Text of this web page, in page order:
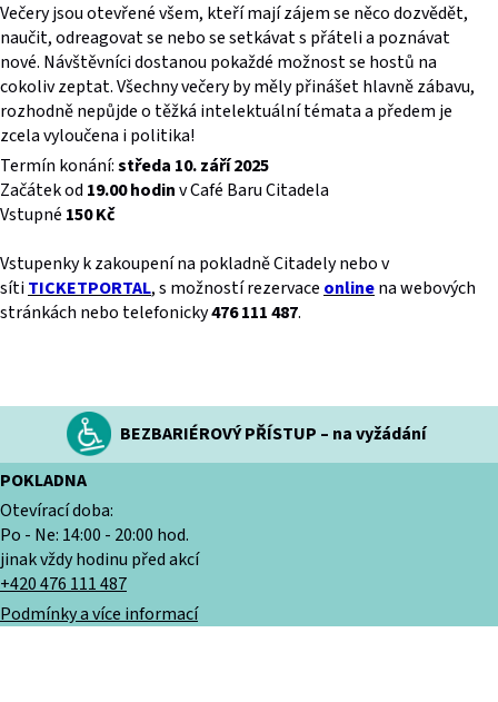
BEZBARIÉROVÝ PŘÍSTUP – na vyžádání
POKLADNA
Otevírací doba:
Po - Ne: 14:00 - 20:00 hod.
jinak vždy hodinu před akcí
+420 476 111 487
Podmínky a více informací
Večery jsou otevřené všem, kteří mají zájem se něco dozvědět,
naučit, odreagovat se nebo se setkávat s přáteli a poznávat
nové. Návštěvníci dostanou pokaždé možnost se hostů na
cokoliv zeptat. Všechny večery by měly přinášet hlavně zábavu,
rozhodně nepůjde o těžká intelektuální témata a předem je
zcela vyloučena i politika!
Termín konání:středa 10. září 2025
Začátek od 19.00 hodinv Café Baru Citadela
Vstupné 150 Kč
Vstupenky k zakoupení na pokladně Citadely nebo v
sítiTICKETPORTAL, s možností rezervace onlinena webových
stránkách nebo telefonicky476 111 487.